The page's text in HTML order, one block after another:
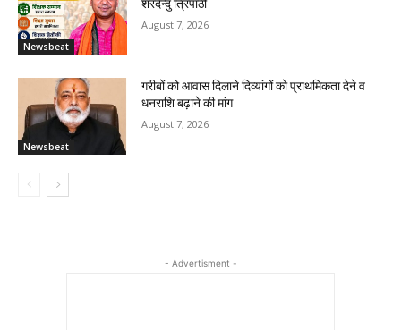
Newsbeat
शरदेन्दु त्रिपाठी
August 7, 2026
Newsbeat
गरीबों को आवास दिलाने दिव्यांगों को प्राथमिकता देने व
धनराशि बढ़ाने की मांग
August 7, 2026
- Advertisment -